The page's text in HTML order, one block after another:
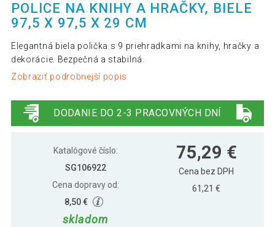
POLICE NA KNIHY A HRAČKY, BIELE
97,5 X 97,5 X 29 CM
Elegantná biela polička s 9 priehradkami na knihy, hračky a
dekorácie. Bezpečná a stabilná.
Zobraziť podrobnejší popis
DODANIE DO 2-3 PRACOVNÝCH DNÍ
Katalógové číslo:
SG106922
Cena dopravy od:
8,50 €
skladom
75,29 €
Cena bez DPH
61,21 €